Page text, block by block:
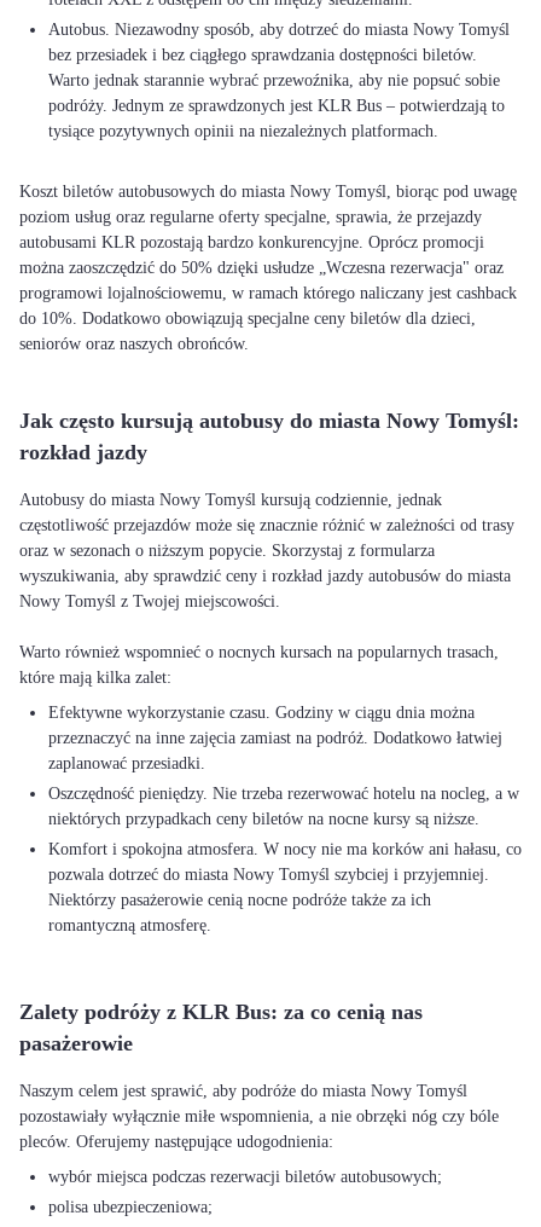
Autobus. Niezawodny sposób, aby dotrzeć do miasta Nowy Tomyśl
bez przesiadek i bez ciągłego sprawdzania dostępności biletów.
Warto jednak starannie wybrać przewoźnika, aby nie popsuć sobie
podróży. Jednym ze sprawdzonych jest KLR Bus – potwierdzają to
tysiące pozytywnych opinii na niezależnych platformach.
Koszt biletów autobusowych do miasta Nowy Tomyśl, biorąc pod uwagę
poziom usług oraz regularne oferty specjalne, sprawia, że przejazdy
autobusami KLR pozostają bardzo konkurencyjne. Oprócz promocji
można zaoszczędzić do 50% dzięki usłudze „Wczesna rezerwacja" oraz
programowi lojalnościowemu, w ramach którego naliczany jest cashback
do 10%. Dodatkowo obowiązują specjalne ceny biletów dla dzieci,
seniorów oraz naszych obrońców.
Jak często kursują autobusy do miasta Nowy Tomyśl:
rozkład jazdy
Autobusy do miasta Nowy Tomyśl kursują codziennie, jednak
częstotliwość przejazdów może się znacznie różnić w zależności od trasy
oraz w sezonach o niższym popycie. Skorzystaj z formularza
wyszukiwania, aby sprawdzić ceny i rozkład jazdy autobusów do miasta
Nowy Tomyśl z Twojej miejscowości.
Warto również wspomnieć o nocnych kursach na popularnych trasach,
Efektywne wykorzystanie czasu. Godziny w ciągu dnia można
przeznaczyć na inne zajęcia zamiast na podróż. Dodatkowo łatwiej
zaplanować przesiadki.
Oszczędność pieniędzy. Nie trzeba rezerwować hotelu na nocleg, a w
niektórych przypadkach ceny biletów na nocne kursy są niższe.
Komfort i spokojna atmosfera. W nocy nie ma korków ani hałasu, co
pozwala dotrzeć do miasta Nowy Tomyśl szybciej i przyjemniej.
Niektórzy pasażerowie cenią nocne podróże także za ich
romantyczną atmosferę.
Zalety podróży z KLR Bus: za co cenią nas
pasażerowie
Naszym celem jest sprawić, aby podróże do miasta Nowy Tomyśl
pozostawiały wyłącznie miłe wspomnienia, a nie obrzęki nóg czy bóle
wybór miejsca podczas rezerwacji biletów autobusowych;
polisa ubezpieczeniowa;